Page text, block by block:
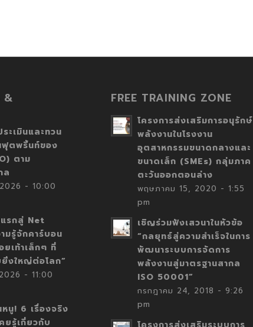
&
ะเมินและทวน
ฟุตพริ้นท์ของ
ตาม
ล
- 10:00
รกสู่ Net
มรู้จักคาร์บอน
เท้าเล็กๆ ที่
งใหญ่ต่อโลก”
- 11:00
หนู! 6 เรื่องจริง
ยรู้เกี่ยวกับ
FREE TRAINING ZONE
โครงการส่งเสริมการอนุรักษ์
พลังงานในโรงงาน
อุตสาหกรรมขนาดกลางและ
ขนาดเล็ก (SMEs) กลุ่มภาค
ตะวันออกตอนล่าง
พฤษภาคม 15, 2020 - 1:55
pm
เชิญร่วมฟังเสวนาในหัวข้อ
“กลยุทธ์สู่ความสำเร็จในการ
พัฒนาระบบการจัดการ
พลังงานสู่มาตรฐานสากล
ISO 50001”
กรกฎาคม 24, 2018 - 9:26
pm